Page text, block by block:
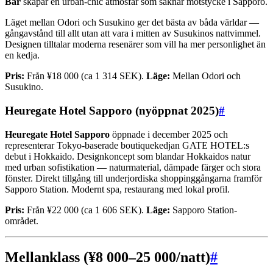
Läget mellan Odori och Susukino ger det bästa av båda världar —
gångavstånd till allt utan att vara i mitten av Susukinos nattvimmel.
Designen tilltalar moderna resenärer som vill ha mer personlighet än
en kedja.
Pris: Från ¥18 000 (ca 1 314 SEK). Läge: Mellan Odori och
Susukino.
Heuregate Hotel Sapporo (nyöppnat 2025)#
Heuregate Hotel Sapporo öppnade i december 2025 och
representerar Tokyo-baserade boutiquekedjan GATE HOTEL:s
debut i Hokkaido. Designkoncept som blandar Hokkaidos natur
med urban sofistikation — naturmaterial, dämpade färger och stora
fönster. Direkt tillgång till underjordiska shoppinggångarna framför
Sapporo Station. Modernt spa, restaurang med lokal profil.
Pris: Från ¥22 000 (ca 1 606 SEK). Läge: Sapporo Station-
området.
Mellanklass (¥8 000–25 000/natt)#